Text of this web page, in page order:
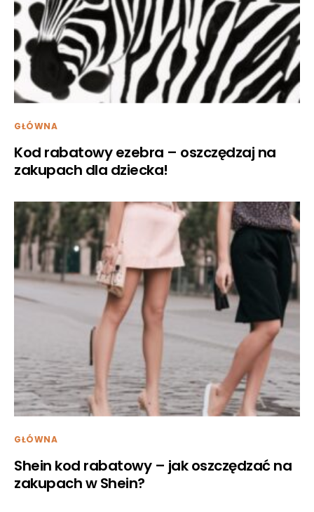
GŁÓWNA
Kod rabatowy ezebra – oszczędzaj na
zakupach dla dziecka!
GŁÓWNA
Shein kod rabatowy – jak oszczędzać na
zakupach w Shein?